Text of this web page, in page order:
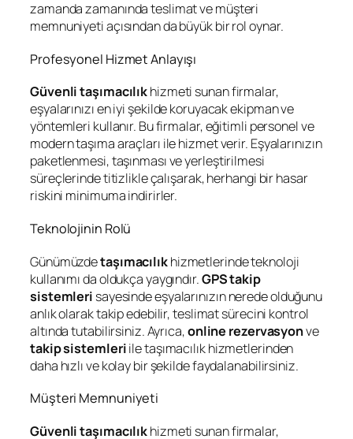
zamanda zamanında teslimat ve müşteri
memnuniyeti açısından da büyük bir rol oynar.
Profesyonel Hizmet Anlayışı
Güvenli taşımacılıkhizmeti sunan firmalar,
eşyalarınızı en iyi şekilde koruyacak ekipman ve
yöntemleri kullanır. Bu firmalar, eğitimli personel ve
modern taşıma araçları ile hizmet verir. Eşyalarınızın
paketlenmesi, taşınması ve yerleştirilmesi
süreçlerinde titizlikle çalışarak, herhangi bir hasar
riskini minimuma indirirler.
Teknolojinin Rolü
Günümüzdetaşımacılıkhizmetlerinde teknoloji
kullanımı da oldukça yaygındır.GPS takip
sistemleri sayesinde eşyalarınızın nerede olduğunu
anlık olarak takip edebilir, teslimat sürecini kontrol
altında tutabilirsiniz. Ayrıca,online rezervasyonve
takip sistemleriile taşımacılık hizmetlerinden
daha hızlı ve kolay bir şekilde faydalanabilirsiniz.
Müşteri Memnuniyeti
Güvenli taşımacılıkhizmeti sunan firmalar,